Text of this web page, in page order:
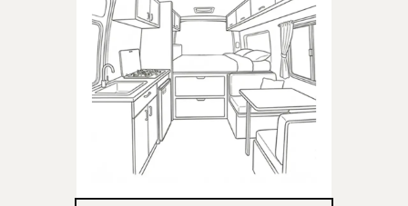
KAMPER
Produkty dedykowane do
kampera